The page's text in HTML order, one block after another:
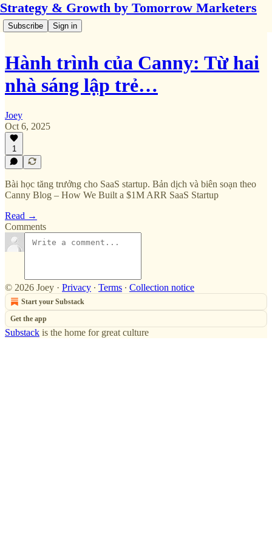
Strategy & Growth by Tomorrow Marketers
Subscribe Sign in
Hành trình của Canny: Từ hai
nhà sáng lập trẻ…
Joey
Oct 6, 2025
1
Bài học tăng trưởng cho SaaS startup. Bản dịch và biên soạn theo
Canny Blog – How We Built a $1M ARR SaaS Startup
Read →
Comments
© 2026 Joey · Privacy ∙ Terms ∙ Collection notice
Start your Substack
Get the app
Substack is the home for great culture